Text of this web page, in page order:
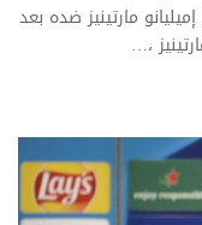
مارتينيز ضده بعد
،…